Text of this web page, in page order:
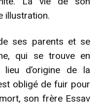
illustration.
ses parents et se
qui se trouve en
lieu d’origine de la
obligé de fuir pour
son frère Essav